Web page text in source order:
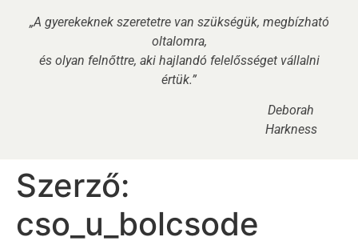
„A gyerekeknek szeretetre van szükségük, megbízható
oltalomra,
és olyan felnőttre, aki hajlandó felelősséget vállalni
értük.”
Deborah
Harkness
Szerző:
cso_u_bolcsode